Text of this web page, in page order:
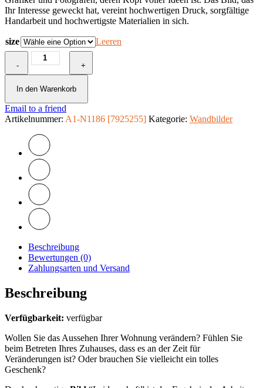
Ihr Interesse geweckt hat, vereint hochwertigen Druck, sorgfältige
Handarbeit und hochwertigste Materialien in sich.
size Leeren
-
Wandbild
-
Leidenschaft
Menge
+
In den Warenkorb
Email to a friend
Artikelnummer: A1-N1186 [7925255] Kategorie: Wandbilder
Beschreibung
Bewertungen (0)
Zahlungsarten und Versand
Beschreibung
Verfügbarkeit: verfügbar
Wollen Sie das Aussehen Ihrer Wohnung verändern? Fühlen Sie
beim Betreten Ihres Zuhauses, dass es an der Zeit für
Veränderungen ist? Oder brauchen Sie vielleicht ein tolles
Geschenk?